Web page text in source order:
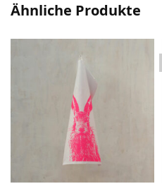
Ähnliche Produkte